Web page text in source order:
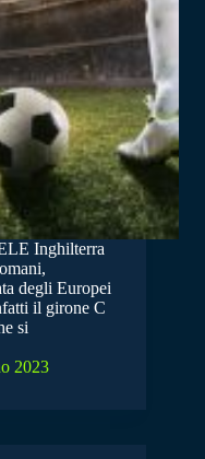
Inghilterra
degli Europei
il girone C
si
2023